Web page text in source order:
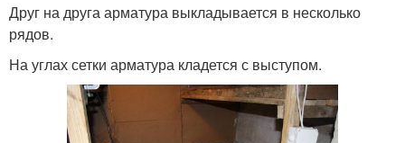
Друг на друга арматура выкладывается в несколько
рядов.
На углах сетки арматура кладется с выступом.